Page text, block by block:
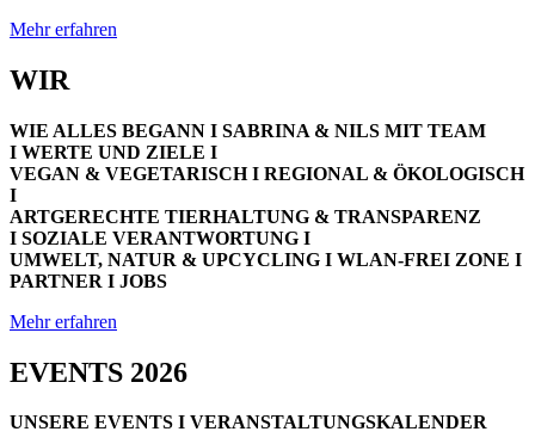
Mehr erfahren
WIR
WIE ALLES BEGANN I SABRINA & NILS MIT TEAM
I WERTE UND ZIELE I
VEGAN & VEGETARISCH I REGIONAL & ÖKOLOGISCH
I
ARTGERECHTE TIERHALTUNG & TRANSPARENZ
I SOZIALE VERANTWORTUNG I
UMWELT, NATUR & UPCYCLING I WLAN-FREI ZONE I
PARTNER I JOBS
Mehr erfahren
EVENTS 2026
UNSERE EVENTS I VERANSTALTUNGSKALENDER